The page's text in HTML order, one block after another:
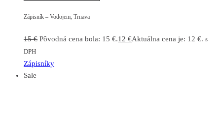
Zápisník – Vodojem, Trnava
15€ Pôvodná cena bola: 15 €.12 €Aktuálna cena je: 12 €. s
DPH
Zápisníky
Sale